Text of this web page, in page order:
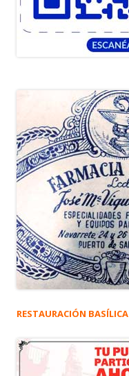
RESTAURACIÓN BASÍLICA